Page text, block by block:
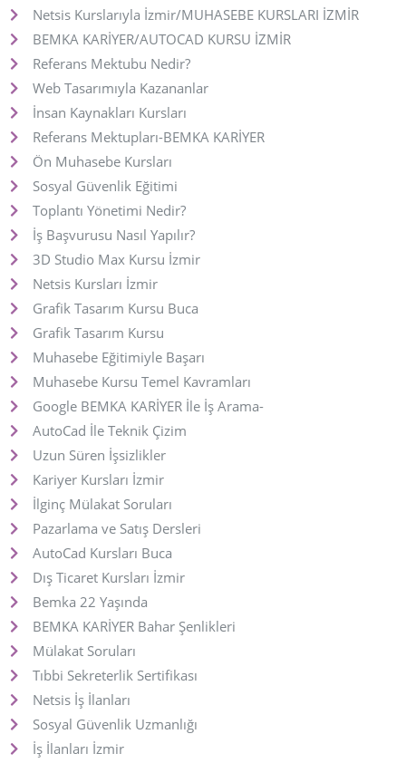
Netsis Kurslarıyla İzmir/MUHASEBE KURSLARI İZMİR
BEMKA KARİYER/AUTOCAD KURSU İZMİR
Referans Mektubu Nedir?
Web Tasarımıyla Kazananlar
İnsan Kaynakları Kursları
Referans Mektupları-BEMKA KARİYER
Ön Muhasebe Kursları
Sosyal Güvenlik Eğitimi
Toplantı Yönetimi Nedir?
İş Başvurusu Nasıl Yapılır?
3D Studio Max Kursu İzmir
Netsis Kursları İzmir
Grafik Tasarım Kursu Buca
Grafik Tasarım Kursu
Muhasebe Eğitimiyle Başarı
Muhasebe Kursu Temel Kavramları
Google BEMKA KARİYER İle İş Arama-
AutoCad İle Teknik Çizim
Uzun Süren İşsizlikler
Kariyer Kursları İzmir
İlginç Mülakat Soruları
Pazarlama ve Satış Dersleri
AutoCad Kursları Buca
Dış Ticaret Kursları İzmir
Bemka 22 Yaşında
BEMKA KARİYER Bahar Şenlikleri
Mülakat Soruları
Tıbbi Sekreterlik Sertifikası
Netsis İş İlanları
Sosyal Güvenlik Uzmanlığı
İş İlanları İzmir